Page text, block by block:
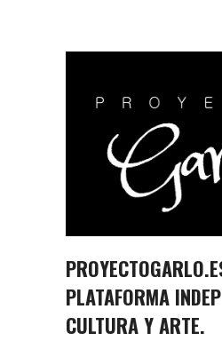
PLATAFORMA
CULTURA Y ARTE.